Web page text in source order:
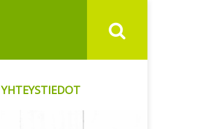
YHTEYSTIEDOT